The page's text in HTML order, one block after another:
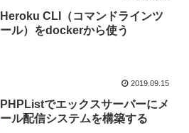
Heroku CLI（コマンドラインツ
ール）をdockerから使う
2019.09.15
PHPListでエックスサーバーにメ
ール配信システムを構築する